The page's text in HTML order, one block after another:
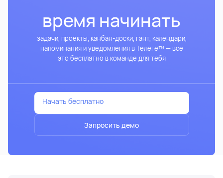
время начинать
задачи, проекты, канбан-доски, гант, календари,
напоминания и уведомления в Телеге™ — всё
это бесплатно в команде для тебя
Начать бесплатно
Запросить демо